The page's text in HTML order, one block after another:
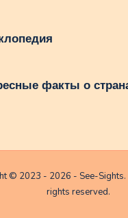
факты о
© 2023 - 2026 - See-Sights.
rights reserved.